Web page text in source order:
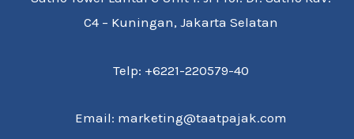
C4 – Kuningan, Jakarta Selatan
Telp: +6221-220579-40
Email: marketing@taatpajak.com